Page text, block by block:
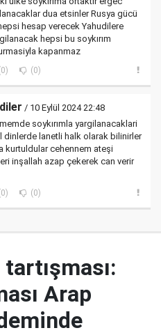
dua etsinler Rusya gücü
hesap verecek Yahudilere
hepsi bu soykırım
kapanmaz
(0)
/ 10 Eylül 2024 22:48
soykırımla yargilanacaklari
dinlerde lanetli halk olarak bilinirler
kurtuldular cehennem ateşi
inşallah azap çekerek can verir
(0)
Arap